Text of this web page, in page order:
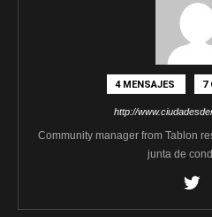
4 MENSAJES 7
http://
Community manager from Tablon
junta de